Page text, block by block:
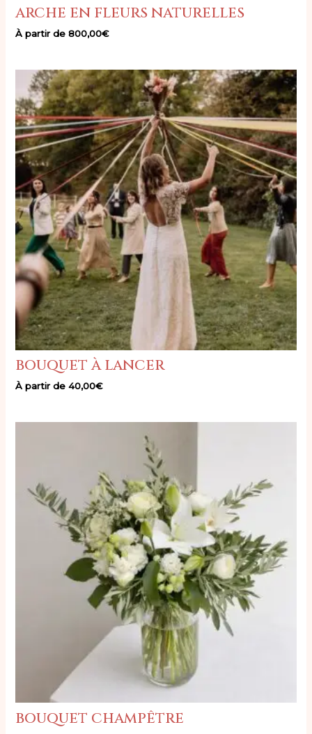
arche en fleurs naturelles
À partir de800,00€
bouquet à lancer
À partir de40,00€
bouquet champêtre